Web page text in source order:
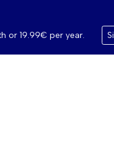
or 19.99€ per year.